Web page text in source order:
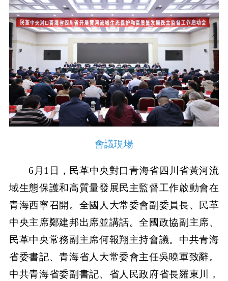
會議現場
6月1日，民革中央對口青海省四川省黃河流
域生態保護和高質量發展民主監督工作啟動會在
青海西寧召開。全國人大常委會副委員長、民革
中央主席鄭建邦出席並講話。全國政協副主席、
民革中央常務副主席何報翔主持會議。中共青海
省委書記、青海省人大常委會主任吳曉軍致辭。
中共青海省委副書記、省人民政府省長羅東川，